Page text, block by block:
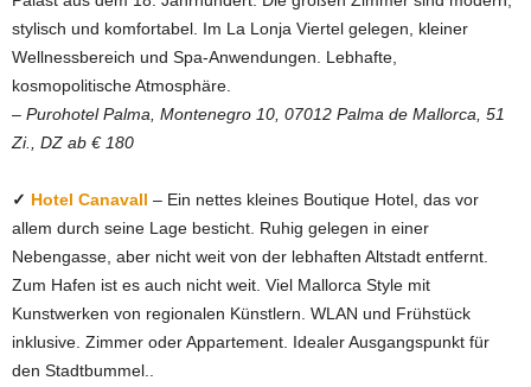
stylisch und komfortabel. Im La Lonja Viertel gelegen, kleiner
Wellnessbereich und Spa-Anwendungen. Lebhafte,
kosmopolitische Atmosphäre.
– Purohotel Palma, Montenegro 10, 07012 Palma de Mallorca, 51
Zi., DZ ab € 180
✓ Hotel Canavall – Ein nettes kleines Boutique Hotel, das vor
allem durch seine Lage besticht. Ruhig gelegen in einer
Nebengasse, aber nicht weit von der lebhaften Altstadt entfernt.
Zum Hafen ist es auch nicht weit. Viel Mallorca Style mit
Kunstwerken von regionalen Künstlern. WLAN und Frühstück
inklusive. Zimmer oder Appartement. Idealer Ausgangspunkt für
den Stadtbummel..